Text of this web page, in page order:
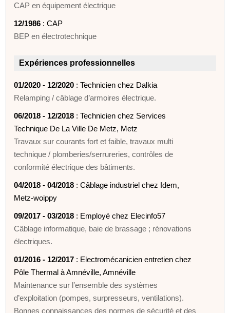
CAP en équipement électrique
12/1986 : CAP
BEP en électrotechnique
Expériences professionnelles
01/2020 - 12/2020 : Technicien chez Dalkia
Relamping / câblage d’armoires électrique.
06/2018 - 12/2018 : Technicien chez Services
Technique De La Ville De Metz, Metz
Travaux sur courants fort et faible, travaux multi
technique / plomberies/serrureries, contrôles de
conformité électrique des bâtiments.
04/2018 - 04/2018 : Câblage industriel chez Idem,
Metz-woippy
09/2017 - 03/2018 : Employé chez Elecinfo57
Câblage informatique, baie de brassage ; rénovations
électriques.
01/2016 - 12/2017 : Electromécanicien entretien chez
Pôle Thermal à Amnéville, Amnéville
Maintenance sur l’ensemble des systèmes
d’exploitation (pompes, surpresseurs, ventilations).
Bonnes connaissances des normes de sécurité et des